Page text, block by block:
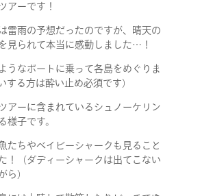
アーです！
雷雨の予想だったのですが、晴天の
見られて本当に感動しました…！
うなボートに乗って各島をめぐりま
する方は酔い止め必須です）
アーに含まれているシュノーケリン
様子です。
たちやベイビーシャークも見ること
！（ダディーシャークは出てこない
ら）